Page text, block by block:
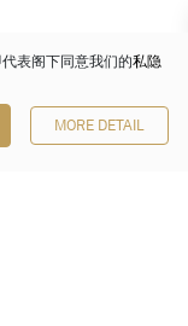
表阁下同意我们的私隐
MORE DETAIL